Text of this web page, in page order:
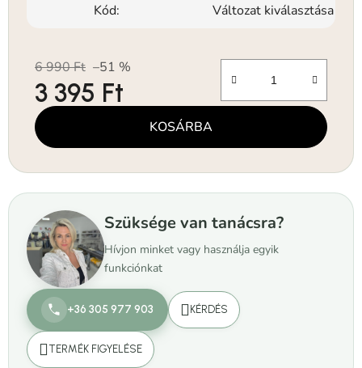
Kód: Változat kiválasztása
6 990 Ft –51 %
3 395 Ft
Egységár: KOSÁRBA
Szüksége van tanácsra?
Hívjon minket vagy használja egyik
funkciónkat
+36 305 977 903 KÉRDÉS
TERMÉK FIGYELÉSE